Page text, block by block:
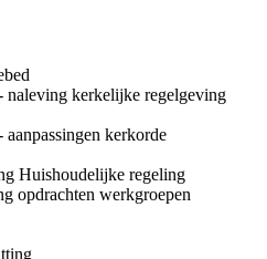
kerkelijke regelgeving
kerkorde
Huishoudelijke regeling
opdrachten werkgroepen